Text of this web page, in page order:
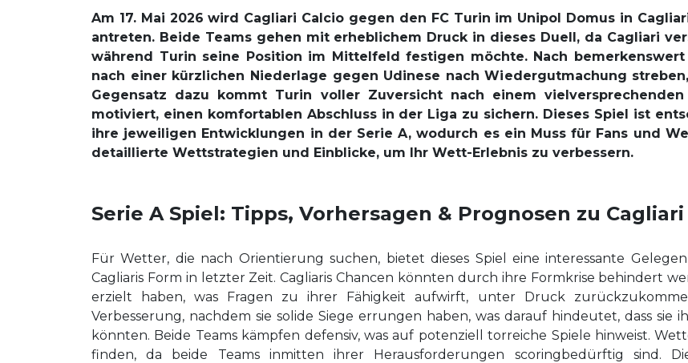
Am 17. Mai 2026 wird Cagliari Calcio gegen den FC Turin im Unipol Domus in
antreten. Beide Teams gehen mit erheblichem Druck in dieses Duell, da Cagliari
während Turin seine Position im Mittelfeld festigen möchte. Nach
nach einer kürzlichen Niederlage gegen Udinese nach Wiedergutmachung
Gegensatz dazu kommt Turin voller Zuversicht nach einem
motiviert, einen komfortablen Abschluss in der Liga zu sichern. Dieses Spiel ist
ihre jeweiligen Entwicklungen in der Serie A, wodurch es ein Muss für Fans und
detaillierte Wettstrategien und Einblicke, um Ihr Wett-Erlebnis zu verbessern.
Serie A Spiel: Tipps, Vorhersagen & Prognosen zu Cagliari
Für Wetter, die nach Orientierung suchen, bietet dieses Spiel eine interessante
Cagliaris Form in letzter Zeit. Cagliaris Chancen könnten durch ihre Formkrise behindert
erzielt haben, was Fragen zu ihrer Fähigkeit aufwirft, unter Druck
Verbesserung, nachdem sie solide Siege errungen haben, was darauf hindeutet, dass
könnten. Beide Teams kämpfen defensiv, was auf potenziell torreiche Spiele hinweist.
finden, da beide Teams inmitten ihrer Herausforderungen scoringbedürftig sind.